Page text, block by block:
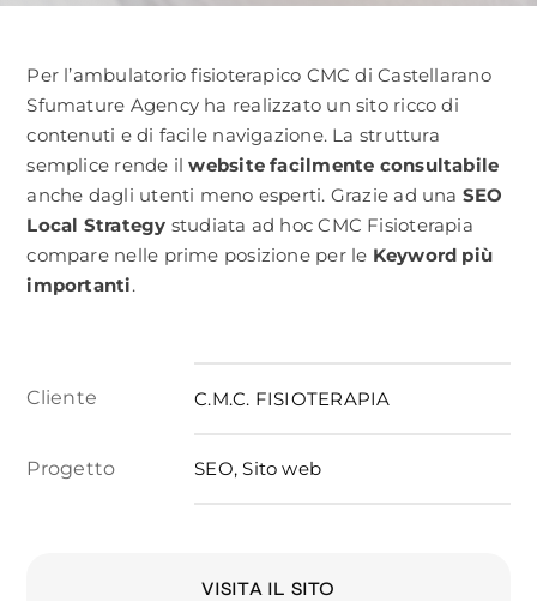
Cliente C.M.C. FISIOTERAPIA
Progetto SEO, Sito web
VISITA IL SITO
Per l’ambulatorio fisioterapico CMC di Castellarano
Sfumature Agency ha realizzato un sito ricco di
contenuti e di facile navigazione. La struttura
semplice rende ilwebsite facilmente consultabile
anche dagli utenti meno esperti. Grazie ad una SEO
Local Strategy studiata ad hoc CMC Fisioterapia
compare nelle prime posizione per le Keyword più
importanti.